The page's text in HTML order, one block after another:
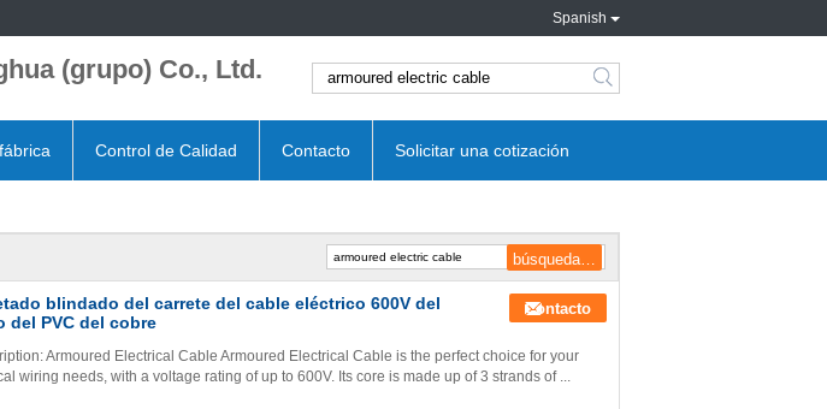
Spanish
(grupo) Co., Ltd.
search
Control de Calidad Contacto Solicitar una cotización
blindado del carrete del cable eléctrico 600V del
del PVC del cobre
Contacto
Armoured Electrical Cable Armoured Electrical Cable is the perfect choice for your
wiring needs, with a voltage rating of up to 600V. Its core is made up of 3 strands of ...